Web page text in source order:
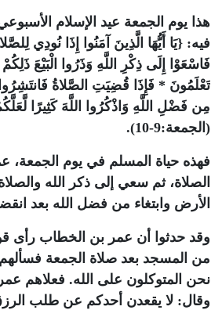
هذا يوم الجمعة عيد الإسلام
فيه: {يَا أَيُّهَا الَّذِينَ آمَنُوا إِذَا نُودِي
فَاسْعَوْا إِلَى ذِكْرِ اللَّهِ وَذَرُوا الْبَيْعَ
تَعْلَمُونَ * فَإِذَا قُضِيَتِ الصَّلاةُ
مِن فَضْلِ اللَّهِ وَاذْكُرُوا اللَّهَ كَثِيرًا
(الجمعة:9-10).
فهذه حياة المسلم في يوم الجمعة،
الصلاة، ثم سعي إلى ذكر الله
الأرض وابتغاء من فضل الله بعد
وقد حدثوا أن عمر بن الخطاب رأى
من المسجد بعد صلاة الجمعة
نحن المتوكلون على الله. فعلاهم
وقال: لا يقعدن أحدكم عن طلب